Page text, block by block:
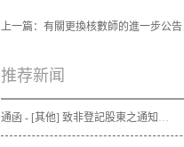
上一篇： 有關更換核數師的進一步公告
推荐新闻
通函 - [其他] 致非登記股東之通知信函及申請表格 - 通函連同股東週年大會通告及代表委任表格之發佈通知